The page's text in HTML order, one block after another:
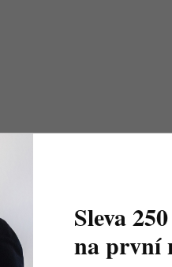
Sleva
na první